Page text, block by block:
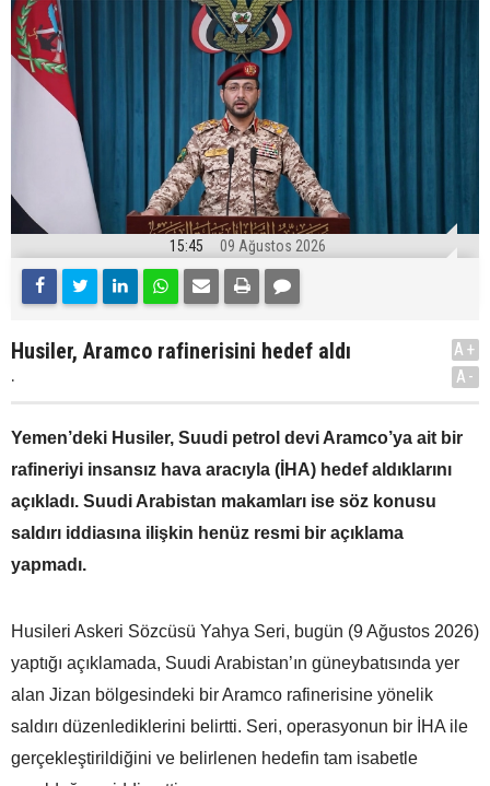
15:45 09 Ağustos 2026
Husiler, Aramco rafinerisini hedef aldı
.
A+
A-
Yemen’deki Husiler, Suudi petrol devi Aramco’ya ait bir
rafineriyi insansız hava aracıyla (İHA) hedef aldıklarını
açıkladı. Suudi Arabistan makamları ise söz konusu
saldırı iddiasına ilişkin henüz resmi bir açıklama
yapmadı.
Husileri Askeri Sözcüsü Yahya Seri, bugün (9 Ağustos 2026)
yaptığı açıklamada, Suudi Arabistan’ın güneybatısında yer
alan Jizan bölgesindeki bir Aramco rafinerisine yönelik
saldırı düzenlediklerini belirtti. Seri, operasyonun bir İHA ile
gerçekleştirildiğini ve belirlenen hedefin tam isabetle